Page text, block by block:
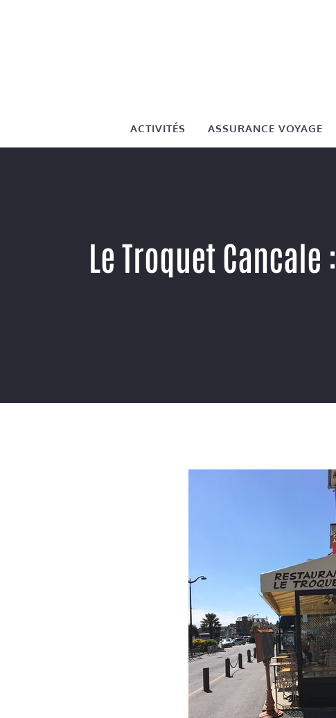
ACTIVITÉS ASSURANCE VOYAGE
Le Troquet